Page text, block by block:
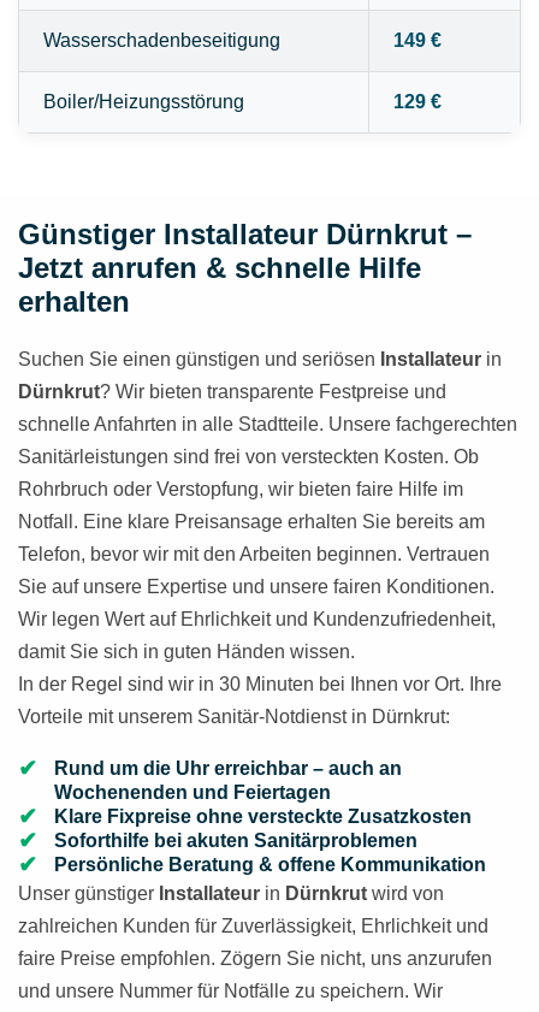
Wasserschadenbeseitigung 149 €
Boiler/Heizungsstörung 129 €
Günstiger Installateur Dürnkrut –
Jetzt anrufen & schnelle Hilfe
erhalten
Suchen Sie einen günstigen und seriösen Installateur in
Dürnkrut? Wir bieten transparente Festpreise und
schnelle Anfahrten in alle Stadtteile. Unsere fachgerechten
Sanitärleistungen sind frei von versteckten Kosten. Ob
Rohrbruch oder Verstopfung, wir bieten faire Hilfe im
Notfall. Eine klare Preisansage erhalten Sie bereits am
Telefon, bevor wir mit den Arbeiten beginnen. Vertrauen
Sie auf unsere Expertise und unsere fairen Konditionen.
Wir legen Wert auf Ehrlichkeit und Kundenzufriedenheit,
damit Sie sich in guten Händen wissen.
In der Regel sind wir in 30 Minuten bei Ihnen vor Ort. Ihre
Vorteile mit unserem Sanitär-Notdienst in Dürnkrut:
Rund um die Uhr erreichbar – auch an
Wochenenden und Feiertagen
Klare Fixpreise ohne versteckte Zusatzkosten
Soforthilfe bei akuten Sanitärproblemen
Persönliche Beratung & offene Kommunikation
Unser günstiger Installateur in Dürnkrut wird von
zahlreichen Kunden für Zuverlässigkeit, Ehrlichkeit und
faire Preise empfohlen. Zögern Sie nicht, uns anzurufen
und unsere Nummer für Notfälle zu speichern. Wir